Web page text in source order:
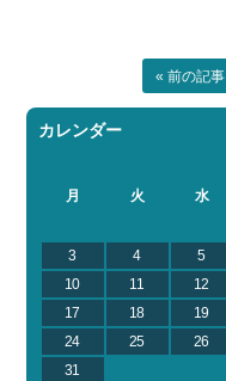
« 前の記事
カレンダー
月
火 水
3
4 5
10
11 12
17
18 19
24
25 26
31